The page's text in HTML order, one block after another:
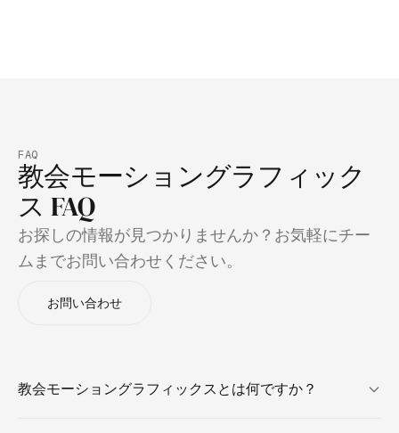
FAQ
教会モーショングラフィック
ス FAQ
お探しの情報が見つかりませんか？お気軽にチー
ムまでお問い合わせください。
お問い合わせ
教会モーショングラフィックスとは何ですか？